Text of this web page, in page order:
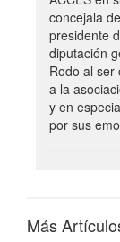
concejala
presidente
diputación
Rodo al ser
a la
y en
por sus
Más